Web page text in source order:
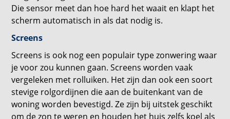
Die sensor meet dan hoe hard het waait en klapt het
scherm automatisch in als dat nodig is.
Screens
Screens is ook nog een populair type zonwering waar
je voor zou kunnen gaan. Screens worden vaak
vergeleken met rolluiken. Het zijn dan ook een soort
stevige rolgordijnen die aan de buitenkant van de
woning worden bevestigd. Ze zijn bij uitstek geschikt
om de zon te weren en houden het huis zelfs koel als